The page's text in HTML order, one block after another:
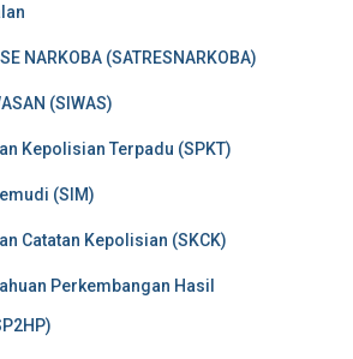
NARKOBA (SATRESNARKOBA)
(SIWAS)
Kepolisian Terpadu (SPKT)
(SIM)
Catatan Kepolisian (SKCK)
Perkembangan Hasil